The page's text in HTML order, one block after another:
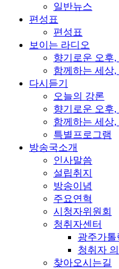
일반뉴스
편성표
편성표
보이는 라디오
향기로운 오후,
함께하는 세상,
다시듣기
오늘의 강론
향기로운 오후,
함께하는 세상,
특별프로그램
방송국소개
인사말씀
설립취지
방송이념
주요연혁
시청자위원회
청취자센터
광주가
청취자
찾아오시는길